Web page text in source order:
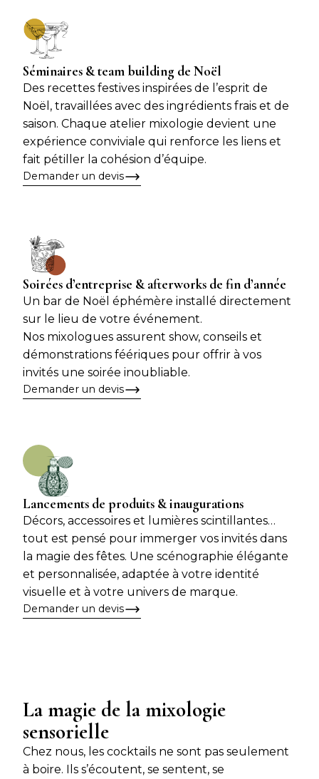
Séminaires & team building de Noël
Des recettes festives inspirées de l’esprit de
Noël, travaillées avec des ingrédients frais et de
saison. Chaque atelier mixologie devient une
expérience conviviale qui renforce les liens et
fait pétiller la cohésion d’équipe.
Demander un devis
Soirées d’entreprise & afterworks de fin d’année
Un bar de Noël éphémère installé directement
sur le lieu de votre événement.
Nos mixologues assurent show, conseils et
démonstrations féériques pour offrir à vos
invités une soirée inoubliable.
Demander un devis
Lancements de produits & inaugurations
Décors, accessoires et lumières scintillantes…
tout est pensé pour immerger vos invités dans
la magie des fêtes. Une scénographie élégante
et personnalisée, adaptée à votre identité
visuelle et à votre univers de marque.
Demander un devis
La magie de la mixologie
sensorielle
Chez nous, les cocktails ne sont pas seulement
à boire. Ils s’écoutent, se sentent, se